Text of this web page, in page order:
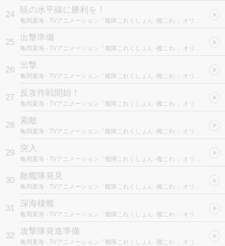
24 暁の水平線に勝利を！
亀岡夏海 - TVアニメーション「艦隊これくしょん -艦これ-」オリジナルサウンドトラック “艦響" Vol.1
25 出撃準備
亀岡夏海 - TVアニメーション「艦隊これくしょん -艦これ-」オリジナルサウンドトラック “艦響" Vol.1
26 出撃
亀岡夏海 - TVアニメーション「艦隊これくしょん -艦これ-」オリジナルサウンドトラック “艦響" Vol.1
27 反攻作戦開始！
亀岡夏海 - TVアニメーション「艦隊これくしょん -艦これ-」オリジナルサウンドトラック “艦響" Vol.1
28 索敵
亀岡夏海 - TVアニメーション「艦隊これくしょん -艦これ-」オリジナルサウンドトラック “艦響" Vol.1
29 突入
亀岡夏海 - TVアニメーション「艦隊これくしょん -艦これ-」オリジナルサウンドトラック “艦響" Vol.1
30 敵艦隊発見
亀岡夏海 - TVアニメーション「艦隊これくしょん -艦これ-」オリジナルサウンドトラック “艦響" Vol.1
31 深海棲艦
亀岡夏海 - TVアニメーション「艦隊これくしょん -艦これ-」オリジナルサウンドトラック “艦響" Vol.1
32 攻撃隊発進準備
亀岡夏海 - TVアニメーション「艦隊これくしょん -艦これ-」オリジナルサウンドトラック “艦響" Vol.1